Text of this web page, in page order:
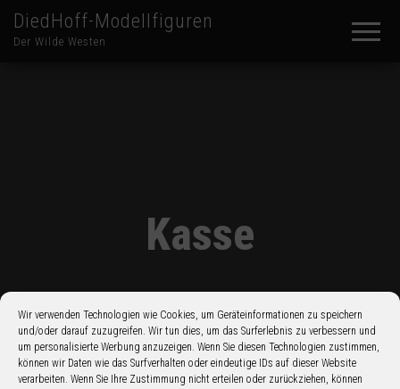
Wir verwenden Technologien wie Cookies, um Geräteinformationen zu speichern
und/oder darauf zuzugreifen. Wir tun dies, um das Surferlebnis zu verbessern und
um personalisierte Werbung anzuzeigen. Wenn Sie diesen Technologien zustimmen,
können wir Daten wie das Surfverhalten oder eindeutige IDs auf dieser Website
verarbeiten. Wenn Sie Ihre Zustimmung nicht erteilen oder zurückziehen, können
DiedHoff-Modellfiguren
Der Wilde Westen
Kasse